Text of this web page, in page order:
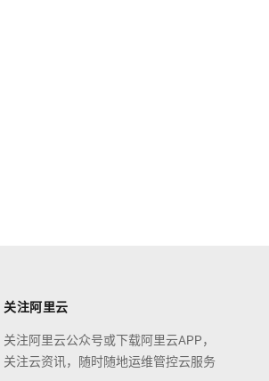
关注阿里云
关注阿里云公众号或下载阿里云APP，
关注云资讯，随时随地运维管控云服务